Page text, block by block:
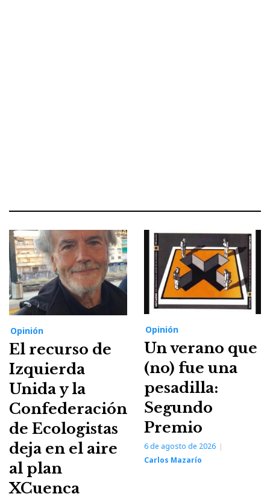
Opinión
El recurso de
Izquierda
Unida y la
Confederación
de Ecologistas
deja en el aire
al plan
XCuenca
Opinión
Un verano que
(no) fue una
pesadilla:
Segundo
Premio
6 de agosto de 2026
Carlos Mazarío